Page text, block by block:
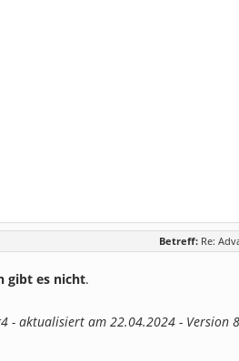
Betreff: Re:
gibt es nicht.
- aktualisiert am 22.04.2024 - Version